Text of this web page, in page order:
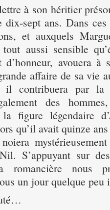
à son héritier
dix-sept ans. Dans
et auxquels
aussi sensible
avouera à
affaire de sa vie
il contribuera par
des
la figure légendaire
qu’il avait quinze
S’appuyant sur
romancière nous
un jour quelque peu